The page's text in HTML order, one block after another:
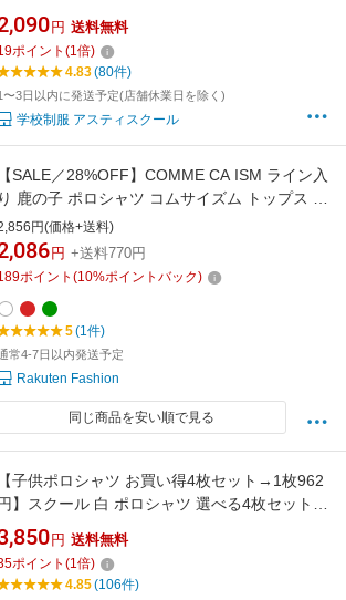
り 女子 女の子 小学生 子供 キッズ 制服 通園
学 サンリオ 学生服 防汚 速乾 ふんわり袖 毛
できにくい 抗ピル 中学生 学童 スクール
円 送料無料
ポイント (1倍)
4.83(80件)
〜3日以内に発送予定(店舗休業日を除く)
学校制服 アスティスクール
【SALE／28%OFF】COMME CA ISM ライン入
り 鹿の子 ポロシャツ コムサイズム トップス ポ
シャツ レッド グリーン ブルー ホワイト ネイ
ー
円(価格+送料)
円 +送料770円
ポイント (10%ポイントバック)
5(1件)
常4-7日以内発送予定
Rakuten Fashion
同じ商品を安い順で見る
【子供ポロシャツ お買い得4枚セット→1枚962
】スクール 白 ポロシャツ 選べる4枚セット
供長袖 子供半袖 キッズ スクールポロシャツ
鹿の子 長袖 半袖 男女兼用 制服 通園 通学 白
110cm 120cm 130cm 140cm 150cm
円 送料無料
ポイント (1倍)
4.85(106件)